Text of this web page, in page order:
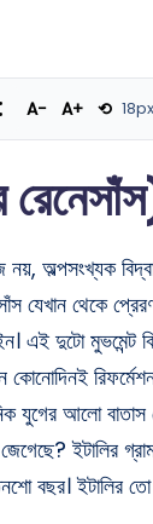
A− A+ ⟲ 18px
নয়, অল্পসংখ্যক
যেখান থেকে
এই দুটো মুভমেন্ট
কোনোদিনই
যুগের আলো বাতাস
ইটালির
বছর। ইটালির